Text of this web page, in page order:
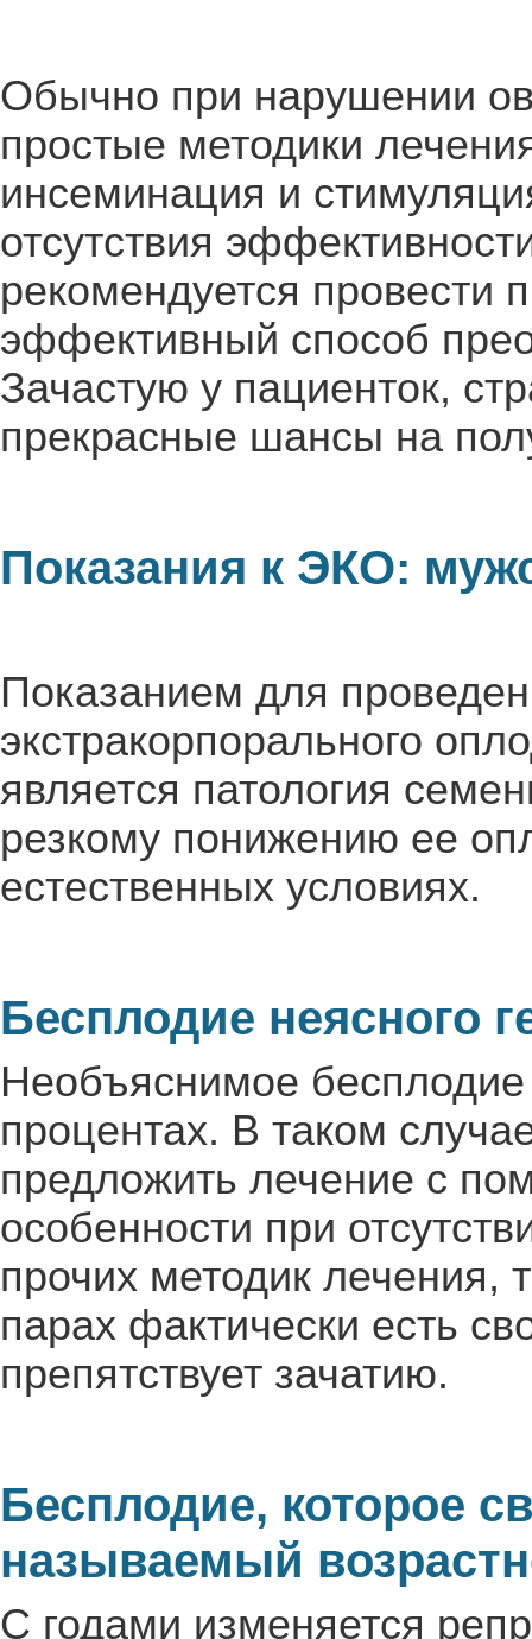
Обычно при нарушении
простые методики
инсеминация и
отсутствия
рекомендуется
эффективный способ
Зачастую у пациенток,
прекрасные шансы на
Показания к ЭКО:
Показанием для
экстракорпорального
является патология
резкому понижению ее
естественных условиях.
Бесплодие неясного
Необъяснимое
процентах. В таком
предложить лечение с
особенности при
прочих методик лечения,
парах фактически есть
препятствует зачатию.
Бесплодие, которое
называемый
С годами изменяется